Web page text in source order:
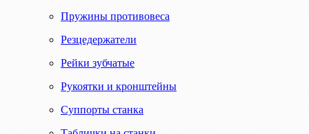
Пружины противовеса
Резцедержатели
Рейки зубчатые
Рукоятки и кронштейны
Суппорты станка